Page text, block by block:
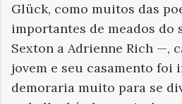
Glück, como muitos das
importantes de meados do
Sexton a Adrienne Rich —,
jovem e seu casamento foi
demoraria muito para se